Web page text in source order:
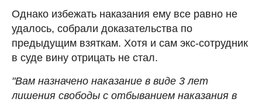
Однако избежать наказания ему все равно не
удалось, собрали доказательства по
предыдущим взяткам. Хотя и сам экс-сотрудник
в суде вину отрицать не стал.
"Вам назначено наказание в виде 3 лет
лишения свободы с отбыванием наказания в